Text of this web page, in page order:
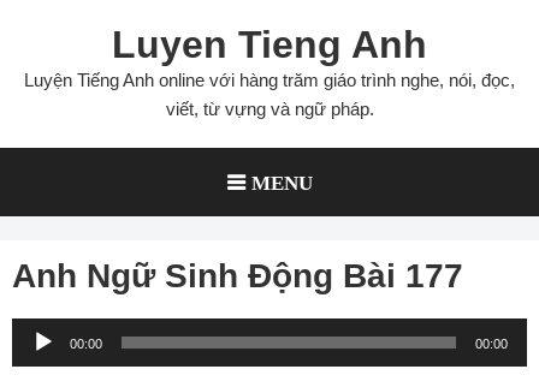
content
Luyen Tieng Anh
Luyện Tiếng Anh online với hàng trăm giáo trình nghe, nói, đọc,
viết, từ vựng và ngữ pháp.
MENU
Anh Ngữ Sinh Động Bài 177
Audio
Player
00:00 00:00